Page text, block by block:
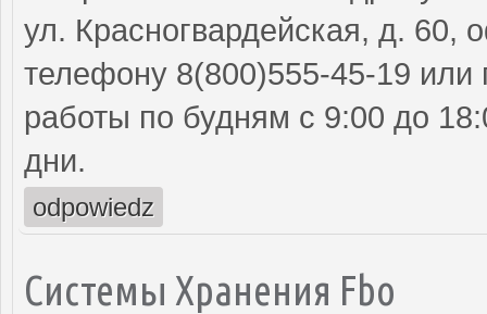
ул. Красногвардейская, д. 60,
телефону 8(800)555-45-19 или
работы по будням с 9:00 до
дни.
odpowiedz
Системы Хранения Fbo